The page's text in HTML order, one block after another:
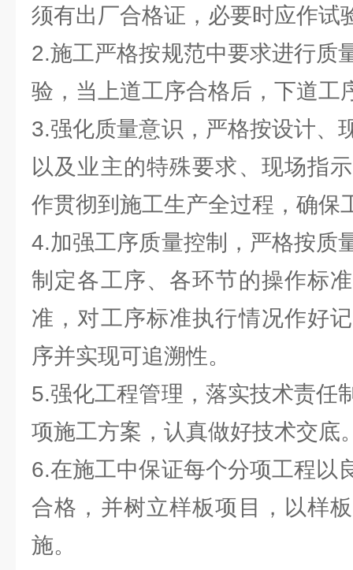
须有出厂合格证，必要时应作试
2.施工严格按规范中要求进行质
验，当上道工序合格后，下道工
3.强化质量意识，严格按设计、
以及业主的特殊要求、现场指
作贯彻到施工生产全过程，确保
4.加强工序质量控制，严格按质
制定各工序、各环节的操作标
准，对工序标准执行情况作好
序并实现可追溯性。
5.强化工程管理，落实技术责任
项施工方案，认真做好技术交底
6.在施工中保证每个分项工程以
合格，并树立样板项目，以样
施。